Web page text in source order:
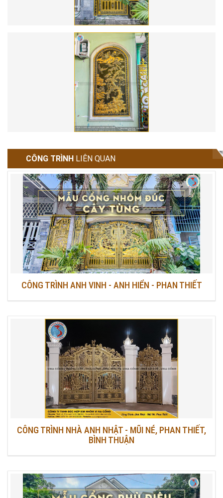
CÔNG TRÌNH LIÊN QUAN
CÔNG TRÌNH ANH VINH - ANH HIỂN - PHAN THIẾT
CÔNG TRÌNH NHÀ ANH NHẬT - MŨI NÉ, PHAN THIẾT,
BÌNH THUẬN